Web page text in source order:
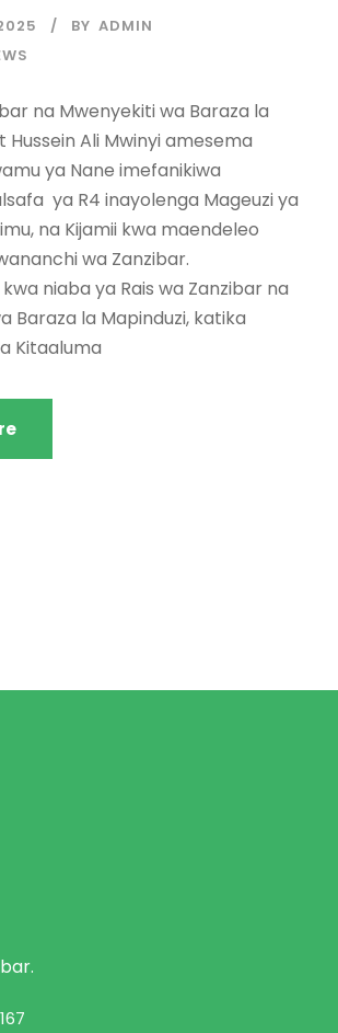
BY ADMIN
na Mwenyekiti wa Baraza la
Hussein Ali Mwinyi amesema
ya Nane imefanikiwa
ya R4 inayolenga Mageuzi ya
na Kijamii kwa maendeleo
wa Zanzibar.
niaba ya Rais wa Zanzibar na
Baraza la Mapinduzi, katika
Kitaaluma